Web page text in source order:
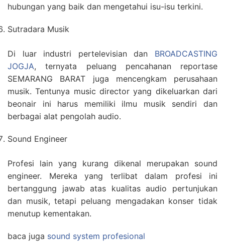
hubungan yang baik dan mengetahui isu-isu terkini.
Sutradara Musik
Di luar industri pertelevisian dan BROADCASTING
JOGJA, ternyata peluang pencahanan reportase
SEMARANG BARAT juga mencengkam perusahaan
musik. Tentunya music director yang dikeluarkan dari
beonair ini harus memiliki ilmu musik sendiri dan
berbagai alat pengolah audio.
Sound Engineer
Profesi lain yang kurang dikenal merupakan sound
engineer. Mereka yang terlibat dalam profesi ini
bertanggung jawab atas kualitas audio pertunjukan
dan musik, tetapi peluang mengadakan konser tidak
menutup kementakan.
baca juga sound system profesional